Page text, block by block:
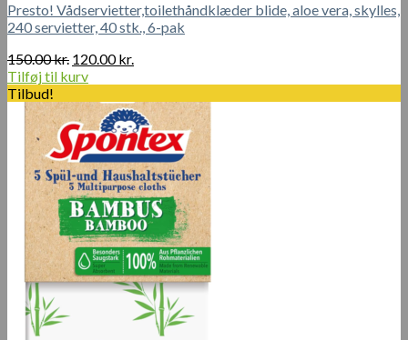
Presto! Vådservietter,toilethåndklæder blide, aloe vera, skylles,
240 servietter, 40 stk., 6-pak
150.00kr. Den
oprindelige
var:
150.00 kr..
120.00kr.
er:
120.00 kr..
Tilføj til kurv
Tilbud!